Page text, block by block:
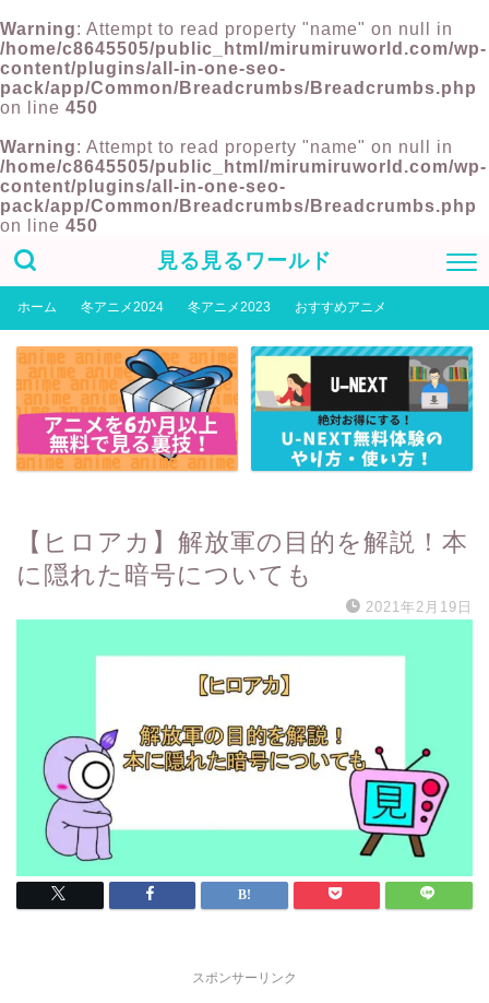
Warning: Attempt to read property "name" on null in
/home/c8645505/public_html/mirumiruworld.com/wp-
content/plugins/all-in-one-seo-
pack/app/Common/Breadcrumbs/Breadcrumbs.php
on line 450
Warning: Attempt to read property "name" on null in
/home/c8645505/public_html/mirumiruworld.com/wp-
content/plugins/all-in-one-seo-
pack/app/Common/Breadcrumbs/Breadcrumbs.php
on line 450
見る見るワールド
ホーム 冬アニメ2024 冬アニメ2023 おすすめアニメ
【ヒロアカ】解放軍の目的を解説！本
に隠れた暗号についても
2021年2月19日
スポンサーリンク